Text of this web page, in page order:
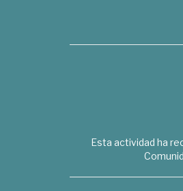
Esta actividad ha